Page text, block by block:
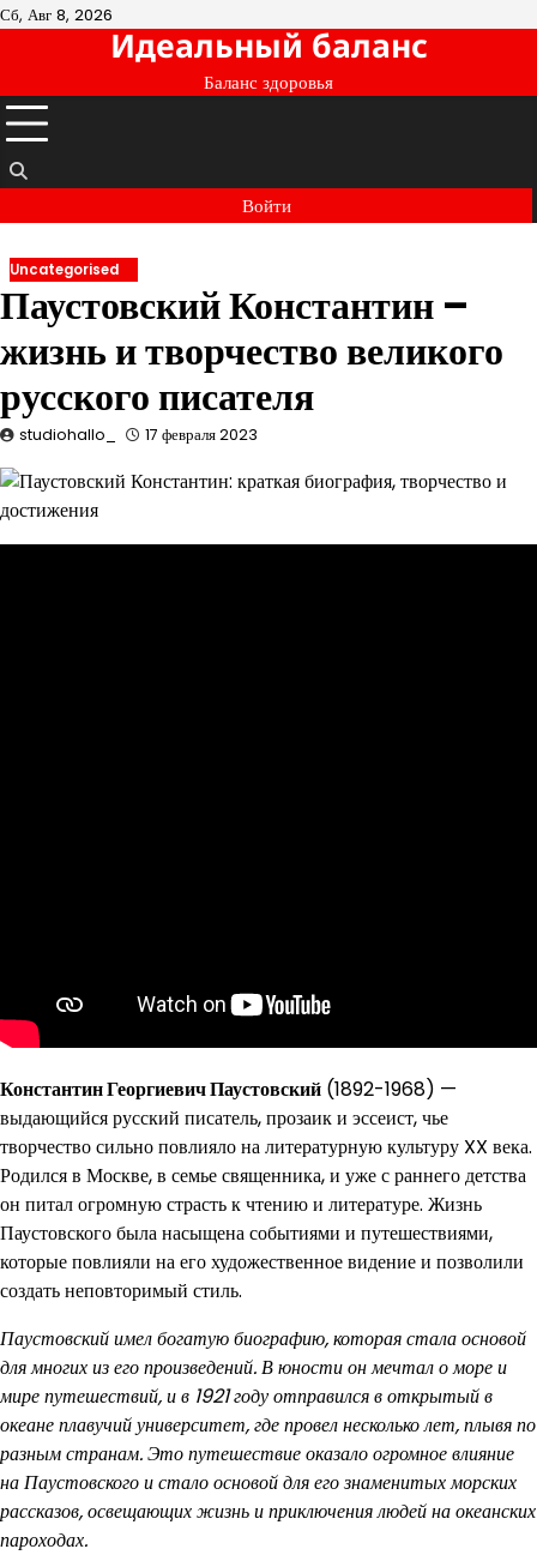
Перейти
Сб, Авг 8, 2026
Идеальный баланс
Баланс здоровья
Войти
Uncategorised
Паустовский Константин –
жизнь и творчество великого
русского писателя
studiohallo_ 17 февраля 2023
Константин Георгиевич Паустовский (1892-1968) —
выдающийся русский писатель, прозаик и эссеист, чье
творчество сильно повлияло на литературную культуру XX века.
Родился в Москве, в семье священника, и уже с раннего детства
он питал огромную страсть к чтению и литературе. Жизнь
Паустовского была насыщена событиями и путешествиями,
которые повлияли на его художественное видение и позволили
создать неповторимый стиль.
Паустовский имел богатую биографию, которая стала основой
для многих из его произведений. В юности он мечтал о море и
мире путешествий, и в 1921 году отправился в открытый в
океане плавучий университет, где провел несколько лет, плывя по
разным странам. Это путешествие оказало огромное влияние
на Паустовского и стало основой для его знаменитых морских
рассказов, освещающих жизнь и приключения людей на океанских
пароходах.